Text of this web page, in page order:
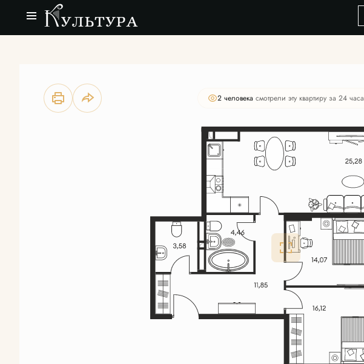
3-комнатная79.22 м
2 человекa смотрели эту квартиру за 24 часа